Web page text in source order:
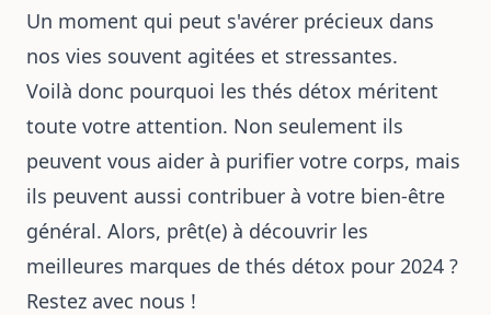
Un moment qui peut s'avérer précieux dans
nos vies souvent agitées et stressantes.
Voilà donc pourquoi les thés détox méritent
toute votre attention. Non seulement ils
peuvent vous aider à purifier votre corps, mais
ils peuvent aussi contribuer à votre bien-être
général. Alors, prêt(e) à découvrir les
meilleures marques de thés détox pour 2024 ?
Restez avec nous !